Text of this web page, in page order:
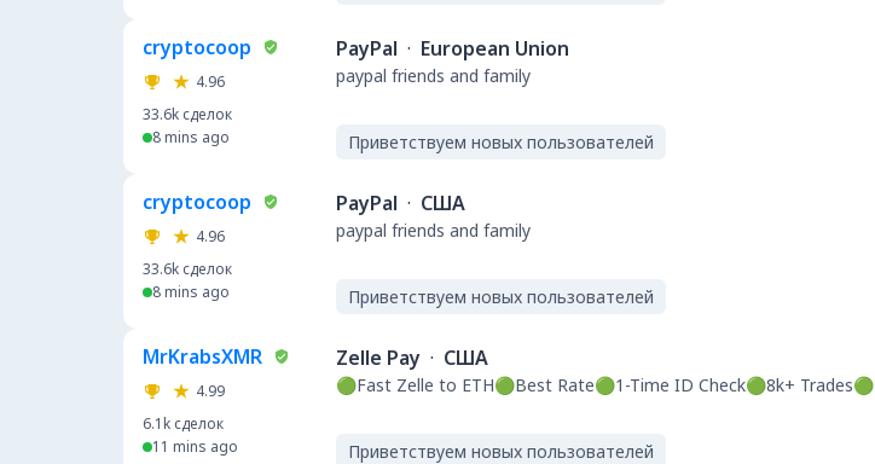
cryptocoop
4.96
33.6k сделок
8 mins ago
PayPal · European Union
paypal friends and family
Приветствуем новых пользователей
cryptocoop
4.96
33.6k сделок
8 mins ago
PayPal · США
paypal friends and family
Приветствуем новых пользователей
MrKrabsXMR
4.99
6.1k сделок
11 mins ago
Zelle Pay · США
🟢Fast Zelle to ETH🟢Best Rate🟢1-Time ID Check🟢8k+ Trades🟢
Приветствуем новых пользователей